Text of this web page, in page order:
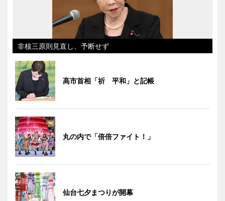
非核三原則見直し、予断せず
高市首相「祈 平和」と記帳
丸の内で「倍倍ファイト！」
仙台七夕まつりが開幕